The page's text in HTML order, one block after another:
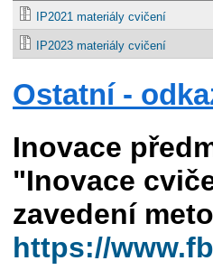
IP2021 materiály cvičení
IP2023 materiály cvičení
Ostatní -
Inovace
"Inovace
zavedení
https://